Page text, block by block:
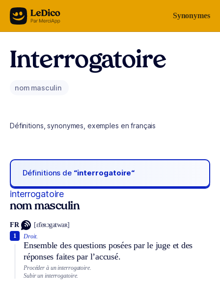
Aller au contenu Synonymes
Interrogatoire
nom masculin
Définitions, synonymes, exemples en français
Définitions de “interrogatoire“
interrogatoire
nom masculin
FR [ɛ̃teʀɔgatwaʀ]
Droit.
Ensemble des questions posées par le juge et des
réponses faites par l’accusé.
1
Procéder à un interrogatoire.
Subir un interrogatoire.